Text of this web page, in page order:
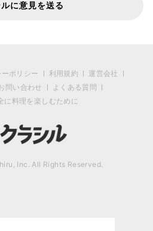
に意見を送る
ポリシー 利用規約
運営会社
問い合わせ
よくある質問
に料理を楽しむために
Inc. All Rights Reserved.